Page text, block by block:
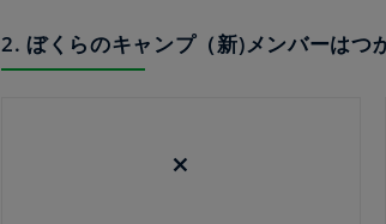
2. ぼくらのキャンプ（新)メンバーはつ
×